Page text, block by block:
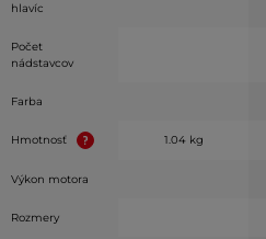
hlavíc
Počet
nádstavcov
Farba
Hmotnosť 1.04 kg
Výkon motora
Rozmery